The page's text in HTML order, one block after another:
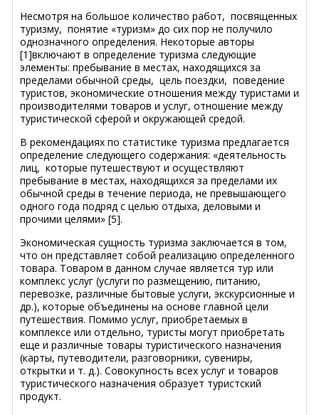
Несмотря на большое количество работ, посвященных
туризму, понятие «туризм» до сих пор не получило
однозначного определения. Некоторые авторы
[1]включают в определение туризма следующие
элементы: пребывание в местах, находящихся за
пределами обычной среды, цель поездки, поведение
туристов, экономические отношения между туристами и
производителями товаров и услуг, отношение между
туристической сферой и окружающей средой.
В рекомендациях по статистике туризма предлагается
определение следующего содержания: «деятельность
лиц, которые путешествуют и осуществляют
пребывание в местах, находящихся за пределами их
обычной среды в течение периода, не превышающего
одного года подряд с целью отдыха, деловыми и
прочими целями» [5].
Экономическая сущность туризма заключается в том,
что он представляет собой реализацию определенного
товара. Товаром в данном случае является тур или
комплекс услуг (услуги по размещению, питанию,
перевозке, различные бытовые услуги, экскурсионные и
др.), которые объединены на основе главной цели
путешествия. Помимо услуг, приобретаемых в
комплексе или отдельно, туристы могут приобретать
еще и различные товары туристического назначения
(карты, путеводители, разговорники, сувениры,
открытки и т. д.). Совокупность всех услуг и товаров
туристического назначения образует туристский
продукт.